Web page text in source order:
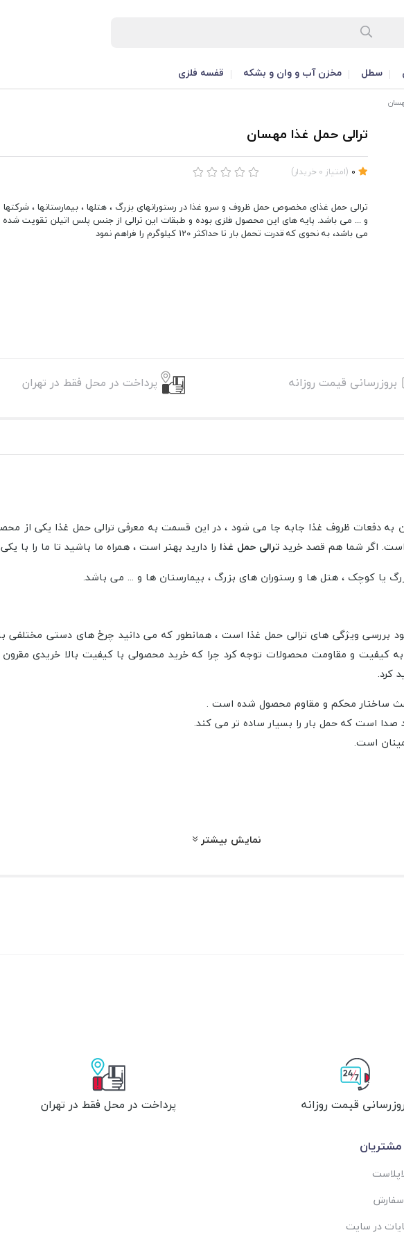
سطل مخزن آب و وان و بشکه قفسه فلزی
ترالی حمل غذا مهسان
(امتیاز 0 خریدار)
ترالی حمل غذای مخصوص حمل ظروف و سرو غذا در رستورانهای بزرگ ، هتلها ، بیمارستانها ، شرکتها
و ... می باشد. پایه های این محصول فلزی بوده و طبقات این ترالی از جنس پلس اتیلن تقویت شده
می باشد، به نحوی که قدرت تحمل بار تا حداکثر 120 کیلوگرم را فراهم نمود
بروزرسانی قیمت روزانه پرداخت در محل فقط در تهران
دفعات ظروف غذا جابه جا می شود ، در این قسمت به معرفی ترالی حمل غذا یکی از
اگر شما هم قصد خرید ترالی حمل غذا را دارید بهتر است ، همراه ما باشید تا ما را با
یا کوچک ، هتل ها و رستوران های بزرگ ، بیمارستان ها و ... می باشد.
بررسی ویژگی های ترالی حمل غذا است ، همانطور که می دانید چرخ های دستی مختلفی
کیفیت و مقاومت محصولات توجه کرد چرا که خرید محصولی با کیفیت بالا خریدی
کرد.
ساختار محکم و مقاوم محصول شده است .
صدا است که حمل بار را بسیار ساده تر می کند.
است.
محصول در بسته بندی ها موجود می باشد.
نمایش بیشتر
قیمت روزانه پرداخت در محل فقط در تهران
در سایت